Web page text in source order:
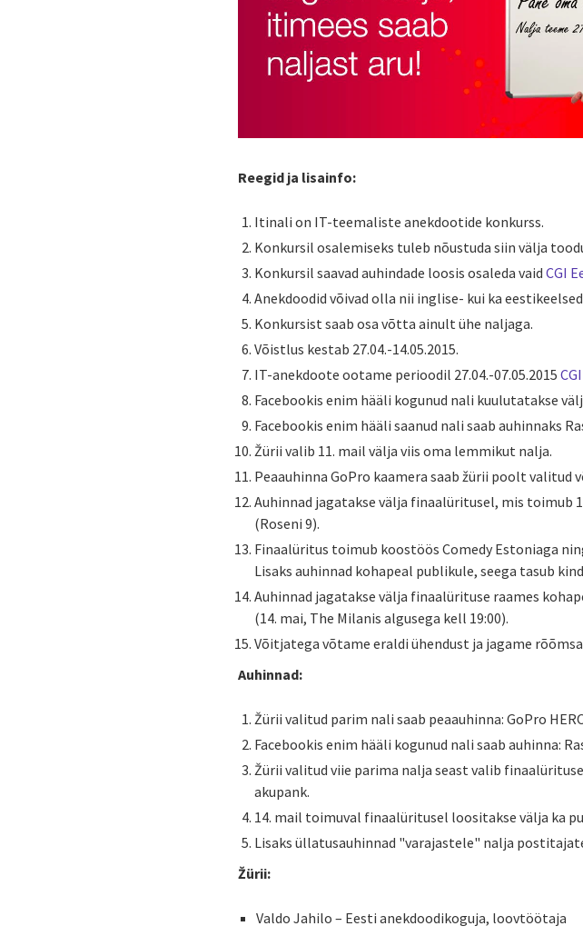
Reegid ja lisainfo:
Itinali on IT-teemaliste anekdootide konkurss.
Konkursil osalemiseks tuleb nõustuda siin välja
Konkursil saavad auhindade loosis osaleda vaidCGI
Anekdoodid võivad olla nii inglise- kui ka
Konkursist saab osa võtta ainult ühe naljaga.
Võistlus kestab 27.04.-14.05.2015.
IT-anekdoote ootame perioodil 27.04.-07.05.2015
Facebookis enim hääli kogunud nali kuulutatakse
Facebookis enim hääli saanud nali saab auhinnaks
Žürii valib 11. mail välja viis oma lemmikut nalja.
Peaauhinna GoPro kaamera saab žürii poolt valitud
Auhinnad jagatakse välja finaalüritusel, mis toimub
(Roseni 9).
Finaalüritus toimub koostöös Comedy Estoniaga
Lisaks auhinnad kohapeal publikule, seega tasub
Auhinnad jagatakse välja finaalürituse raames
(14. mai, The Milanis algusega kell 19:00).
Võitjatega võtame eraldi ühendust ja jagame
Auhinnad:
Žürii valitud parim nali saab peaauhinna: GoPro
Facebookis enim hääli kogunud nali saab auhinna:
Žürii valitud viie parima nalja seast valib
akupank.
14. mail toimuval finaalüritusel loositakse välja ka
Lisaks üllatusauhinnad "varajastele" nalja
Žürii:
Valdo Jahilo – Eesti anekdoodikoguja, loovtöötaja